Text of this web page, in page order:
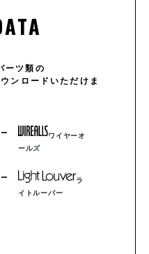
ーツ類の
ンロードいただけま
ワイヤーオ
ールズ
ラ
イトルーバー